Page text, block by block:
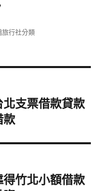
旅行社分類
支票借款貸款
款
竹北小額借款